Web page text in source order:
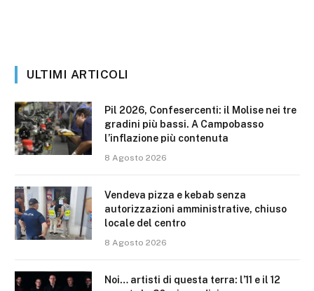
ULTIMI ARTICOLI
Pil 2026, Confesercenti: il Molise nei tre
gradini più bassi. A Campobasso
l’inflazione più contenuta
8 Agosto 2026
Vendeva pizza e kebab senza
autorizzazioni amministrative, chiuso
locale del centro
8 Agosto 2026
Noi… artisti di questa terra: l’11 e il 12